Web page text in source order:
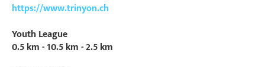
https://www.trinyon.ch
Youth League
0.5 km - 10.5 km - 2.5 km